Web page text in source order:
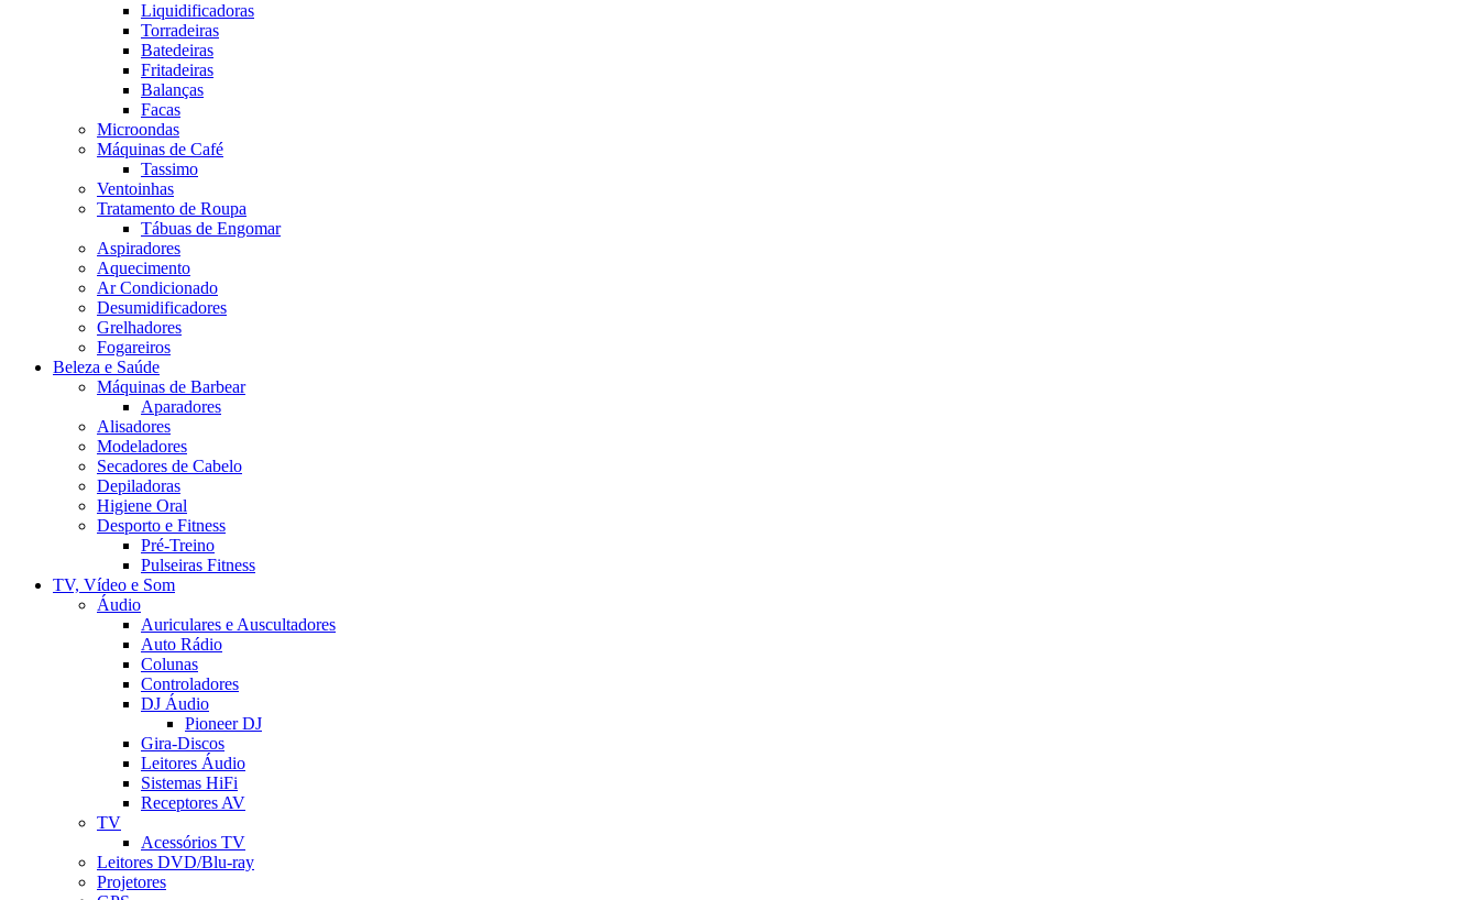
Liquidificadoras
Torradeiras
Batedeiras
Fritadeiras
Balanças
Facas
Microondas
Máquinas de Café
Tassimo
Ventoinhas
Tratamento de Roupa
Tábuas de Engomar
Aspiradores
Aquecimento
Ar Condicionado
Desumidificadores
Grelhadores
Fogareiros
Beleza e Saúde
Máquinas de Barbear
Aparadores
Alisadores
Modeladores
Secadores de Cabelo
Depiladoras
Higiene Oral
Desporto e Fitness
Pré-Treino
Pulseiras Fitness
TV, Vídeo e Som
Áudio
Auriculares e Auscultadores
Auto Rádio
Colunas
Controladores
DJ Áudio
Pioneer DJ
Gira-Discos
Leitores Áudio
Sistemas HiFi
Receptores AV
TV
Acessórios TV
Leitores DVD/Blu-ray
Projetores